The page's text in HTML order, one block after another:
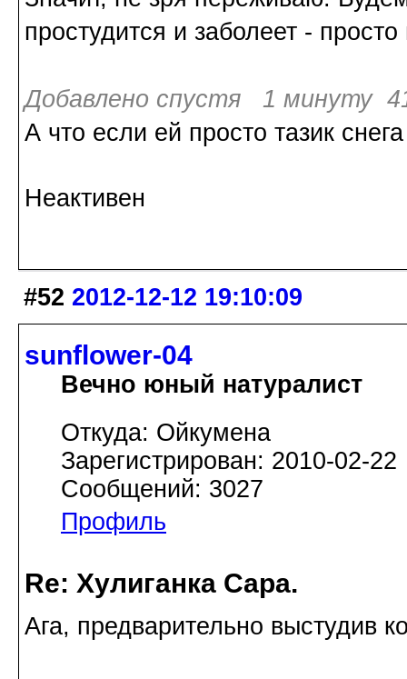
простудится и заболеет -
Добавлено спустя 1 минуту
А что если ей просто тазик
Неактивен
#52 2012-12-12 19:10:09
sunflower-04
Вечно юный натуралист
Откуда: Ойкумена
Зарегистрирован: 2010-02-22
Сообщений: 3027
Профиль
Re: Хулиганка Сара.
Ага, предварительно выстудив